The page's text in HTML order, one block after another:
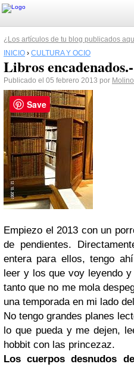
¿Los artículos de tu blog publicados
INICIO › CULTURA Y OCIO
Libros
Publicado el 05 febrero 2013 por
Empiezo el 2013 con un
de pendientes.
entera para ellos, tengo
leer y los que voy leyendo
tanto que no me mola
una temporada en mi lado
No tengo grandes planes
lo que pueda y me dejen,
hobbit con las princezaz.
Los cuerpos desnudos
Save